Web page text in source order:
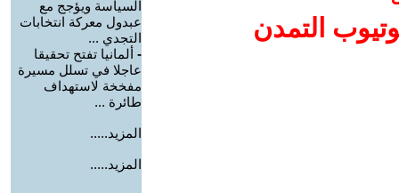
التمدن
السياسة ويؤجج مع
عبدول معركة انتخابات
التجدي ...
- ألمانيا تفتح تحقيقا
عاجلا في تسلل مسيرة
مفخخة لاستهداف
طائرة ...
المزيد.....
المزيد.....